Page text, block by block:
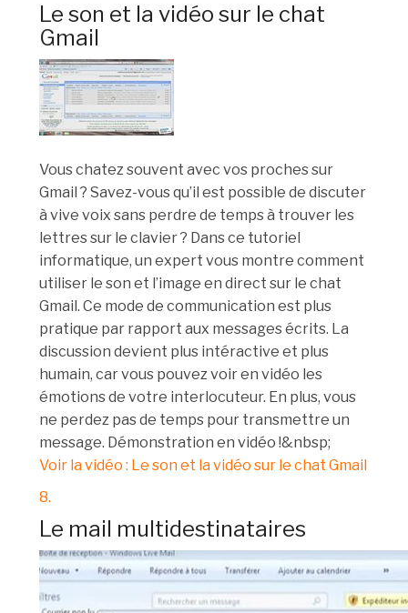
Le son et la vidéo sur le chat
Gmail
Vous chatez souvent avec vos proches sur
Gmail ? Savez-vous qu’il est possible de discuter
à vive voix sans perdre de temps à trouver les
lettres sur le clavier ? Dans ce tutoriel
informatique, un expert vous montre comment
utiliser le son et l’image en direct sur le chat
Gmail. Ce mode de communication est plus
pratique par rapport aux messages écrits. La
discussion devient plus intéractive et plus
humain, car vous pouvez voir en vidéo les
émotions de votre interlocuteur. En plus, vous
ne perdez pas de temps pour transmettre un
message. Démonstration en vidéo !&nbsp;
Voir la vidéo : Le son et la vidéo sur le chat Gmail
8.
Le mail multidestinataires